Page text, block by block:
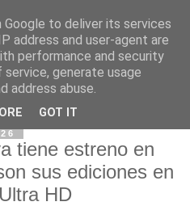
tiene estreno en
sus ediciones en
HD
to deliver its services
address and user-agent are
performance and security
generate usage
address abuse.
GOT IT